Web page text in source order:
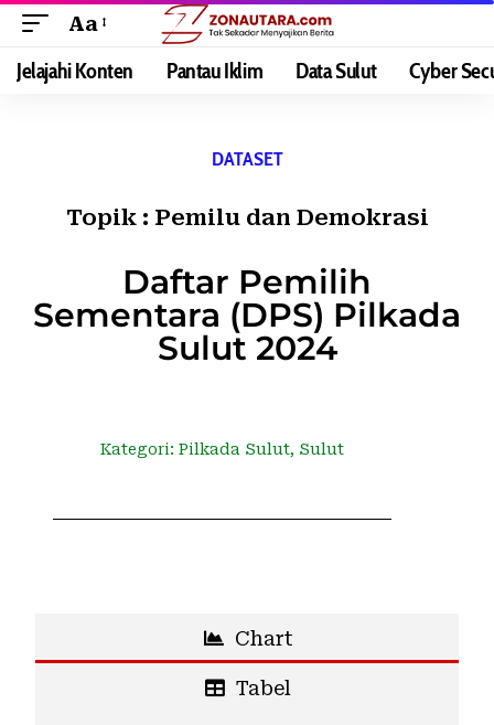
Aa
Jelajahi Konten Pantau Iklim Data Sulut Cyber
DATASET
Topik : Pemilu dan Demokrasi
Daftar Pemilih
Sementara (DPS) Pilkada
Sulut 2024
Kategori:Pilkada Sulut, Sulut
Chart
Tabel